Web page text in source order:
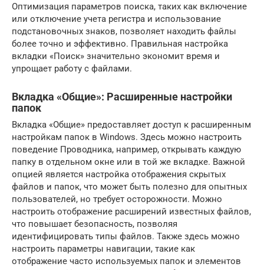
Оптимизация параметров поиска, таких как включение
или отключение учета регистра и использование
подстановочных знаков, позволяет находить файлы
более точно и эффективно. Правильная настройка
вкладки «Поиск» значительно экономит время и
упрощает работу с файлами.
Вкладка «Общие»: Расширенные настройки
папок
Вкладка «Общие» предоставляет доступ к расширенным
настройкам папок в Windows. Здесь можно настроить
поведение Проводника, например, открывать каждую
папку в отдельном окне или в той же вкладке. Важной
опцией является настройка отображения скрытых
файлов и папок, что может быть полезно для опытных
пользователей, но требует осторожности. Можно
настроить отображение расширений известных файлов,
что повышает безопасность, позволяя
идентифицировать типы файлов. Также здесь можно
настроить параметры навигации, такие как
отображение часто используемых папок и элементов